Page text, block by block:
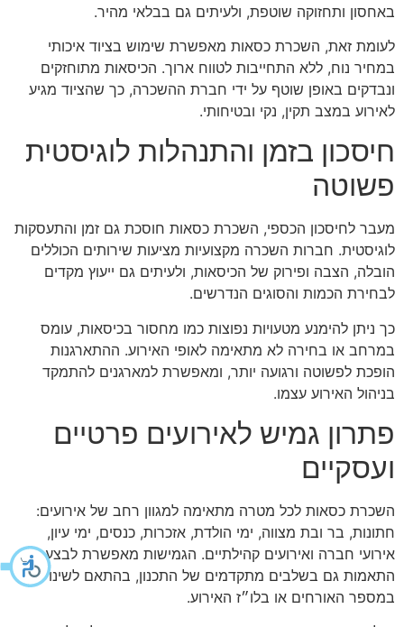
באחסון ותחזוקה שוטפת, ולעיתים גם בבלאי מהיר.
לעומת זאת, השכרת כסאות מאפשרת שימוש בציוד איכותי
במחיר נוח, ללא התחייבות לטווח ארוך. הכיסאות מתוחזקים
ונבדקים באופן שוטף על ידי חברת ההשכרה, כך שהציוד מגיע
לאירוע במצב תקין, נקי ובטיחותי.
חיסכון בזמן והתנהלות לוגיסטית
פשוטה
מעבר לחיסכון הכספי, השכרת כסאות חוסכת גם זמן והתעסקות
לוגיסטית. חברות השכרה מקצועיות מציעות שירותים הכוללים
הובלה, הצבה ופירוק של הכיסאות, ולעיתים גם ייעוץ מקדים
לבחירת הכמות והסוגים הנדרשים.
כך ניתן להימנע מטעויות נפוצות כמו מחסור בכיסאות, עומס
במרחב או בחירה לא מתאימה לאופי האירוע. ההתארגנות
הופכת לפשוטה ורגועה יותר, ומאפשרת למארגנים להתמקד
בניהול האירוע עצמו.
פתרון גמיש לאירועים פרטיים
ועסקיים
השכרת כסאות לכל מטרה מתאימה למגוון רחב של אירועים:
חתונות, בר ובת מצווה, ימי הולדת, אזכרות, כנסים, ימי עיון,
אירועי חברה ואירועים קהילתיים. הגמישות מאפשרת לבצע
התאמות גם בשלבים מתקדמים של התכנון, בהתאם לשינויים
במספר האורחים או בלו״ז האירוע.